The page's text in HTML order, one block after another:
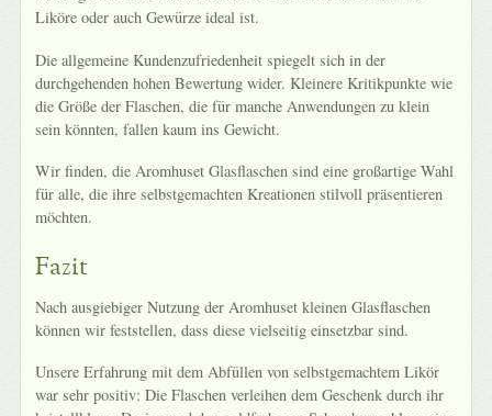
Liköre oder auch Gewürze ideal ist.
Die allgemeine Kundenzufriedenheit spiegelt sich in der
durchgehenden hohen Bewertung wider. Kleinere Kritikpunkte wie
die Größe der Flaschen, die für manche Anwendungen zu klein
sein könnten, fallen kaum ins Gewicht.
Wir finden, die Aromhuset Glasflaschen sind eine großartige Wahl
für alle, die ihre selbstgemachten Kreationen stilvoll präsentieren
möchten.
Fazit
Nach ausgiebiger Nutzung der Aromhuset kleinen Glasflaschen
können wir feststellen, dass diese vielseitig einsetzbar sind.
Unsere Erfahrung mit dem Abfüllen von selbstgemachtem Likör
war sehr positiv: Die Flaschen verleihen dem Geschenk durch ihr